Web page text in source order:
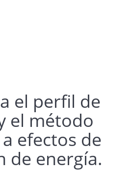
el perfil de
el método
efectos de
de energía.